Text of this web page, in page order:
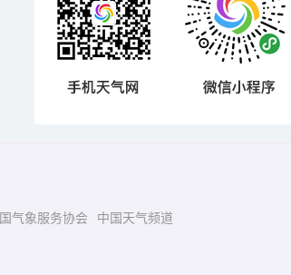
气象服务协会 中国天气频道